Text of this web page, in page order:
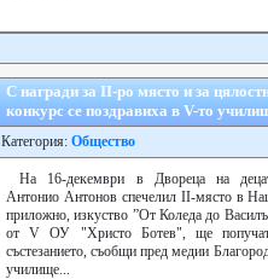
С награди за ІІ-ро място и за
конкурс се поздравиха в V-то
Категория: Общество
На 16-декември в Двореца на
Антонио Антонов спечелил ІІ-място в
приложно, изкуство ”От Коледа до
от V ОУ "Христо Ботев", ще попучат
състезанието, съобщи пред медии
училище...